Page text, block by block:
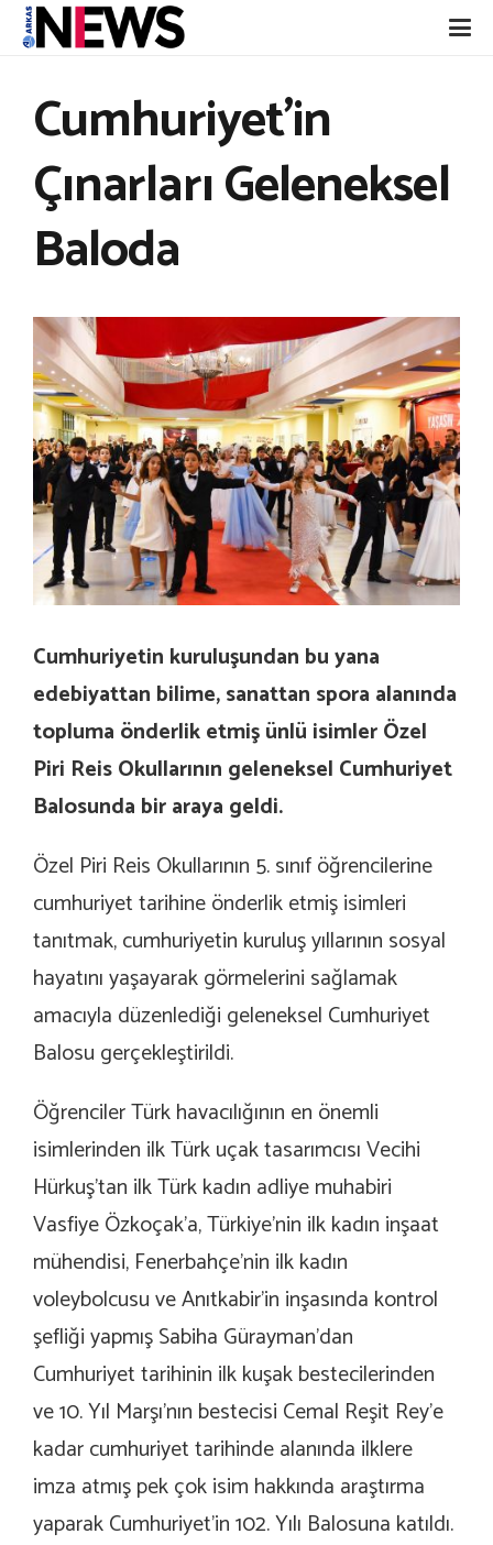
Cumhuriyet’in
Çınarları Geleneksel
Baloda
Cumhuriyetin kuruluşundan bu yana
edebiyattan bilime, sanattan spora alanında
topluma önderlik etmiş ünlü isimler Özel
Piri Reis Okullarının geleneksel Cumhuriyet
Balosunda bir araya geldi.
Özel Piri Reis Okullarının 5. sınıf öğrencilerine
cumhuriyet tarihine önderlik etmiş isimleri
tanıtmak, cumhuriyetin kuruluş yıllarının sosyal
hayatını yaşayarak görmelerini sağlamak
amacıyla düzenlediği geleneksel Cumhuriyet
Balosu gerçekleştirildi.
Öğrenciler Türk havacılığının en önemli
isimlerinden ilk Türk uçak tasarımcısı Vecihi
Hürkuş’tan ilk Türk kadın adliye muhabiri
Vasfiye Özkoçak’a, Türkiye’nin ilk kadın inşaat
mühendisi, Fenerbahçe’nin ilk kadın
voleybolcusu ve Anıtkabir’in inşasında kontrol
şefliği yapmış Sabiha Gürayman’dan
Cumhuriyet tarihinin ilk kuşak bestecilerinden
ve 10. Yıl Marşı’nın bestecisi Cemal Reşit Rey’e
kadar cumhuriyet tarihinde alanında ilklere
imza atmış pek çok isim hakkında araştırma
yaparak Cumhuriyet’in 102. Yılı Balosuna katıldı.